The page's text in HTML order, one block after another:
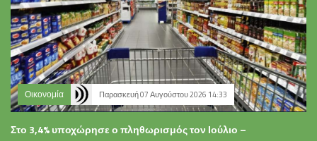
Οικονομία Παρασκευή 07 Αυγούστου 2026 14:33
Στο 3,4% υποχώρησε ο πληθωρισμός τον Ιούλιο –